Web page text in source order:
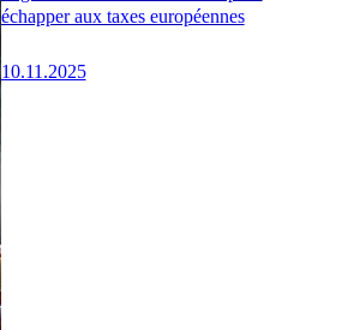
échapper aux taxes européennes
10.11.2025